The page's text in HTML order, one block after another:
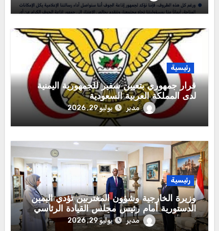
رئيسية
قرار جمهوري بتعيين سفير للجمهورية اليمنية
لدى المملكة العربية السعودية
مدير يوليو 29, 2026
رئيسية
وزيرة الخارجية وشؤون المغتربين تؤدي اليمين
الدستورية أمام رئيس مجلس القيادة الرئاسي
مدير يوليو 29, 2026